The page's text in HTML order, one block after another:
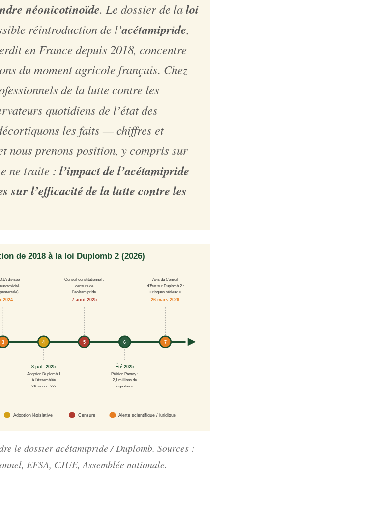
néonicotinoïde. Le dossier de laloi
réintroduction de l’acétamipride,
en France depuis 2018, concentre
du moment agricole français. Chez
de la lutte contre les
quotidiens de l’état des
les faits — chiffres et
nous prenons position, y compris sur
ne traite : l’impact de l’acétamipride
sur l’efficacité de la lutte contre les
de 2018 à la loi Duplomb 2 (2026)
3
2024
divisée
4
8 juil. 2025
Adoption Duplomb 1
à l’Assemblée
316 voix c. 223
5
7 août 2025
l’acétamipride
censure de
Conseil constitutionnel :
6
Été 2025
Pétition Pattery :
2,1 millions de
signatures
7
26 mars 2026
« risques sérieux »
d’État sur Duplomb 2 :
Avis du Conseil
Adoption législative Censure Alerte scientifique / juridique
le dossier acétamipride / Duplomb. Sources :
EFSA, CJUE, Assemblée nationale.